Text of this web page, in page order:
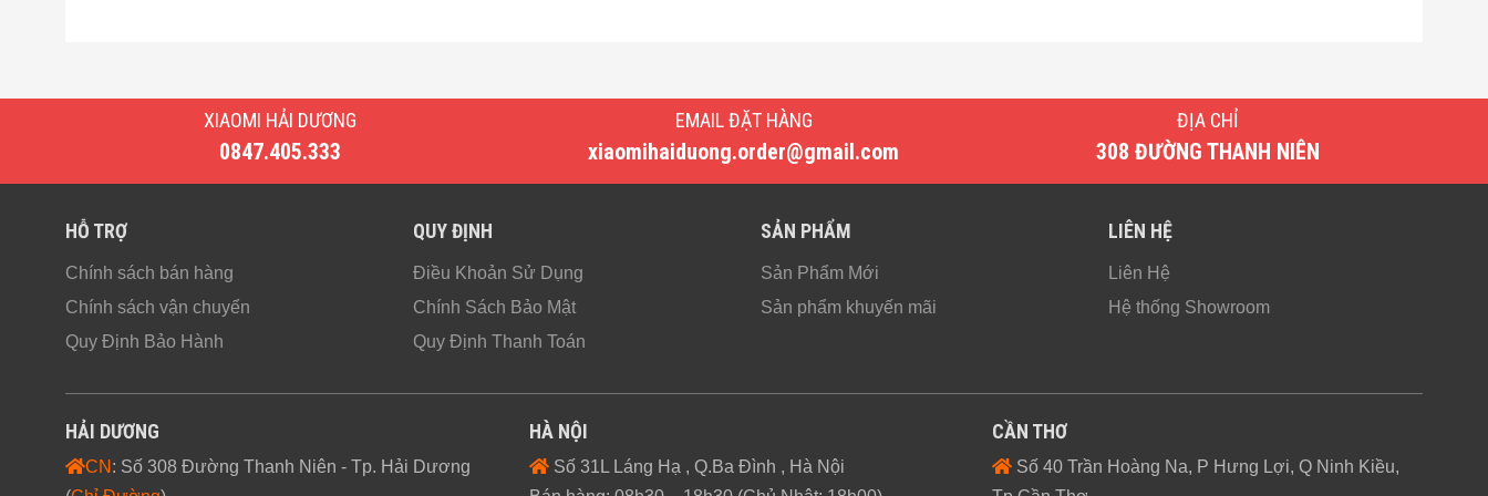
XIAOMI HẢI DƯƠNG
0847.405.333
EMAIL ĐẶT HÀNG
xiaomihaiduong.order@gmail.com
ĐỊA CHỈ
308 ĐƯỜNG THANH NIÊN
HỖ TRỢ
Chính sách bán hàng
Chính sách vận chuyển
Quy Định Bảo Hành
QUY ĐỊNH
Điều Khoản Sử Dụng
Chính Sách Bảo Mật
Quy Định Thanh Toán
SẢN PHẨM
Sản Phẩm Mới
Sản phẩm khuyến mãi
LIÊN HỆ
Liên Hệ
Hệ thống Showroom
HẢI DƯƠNG
CN : Số 308 Đường Thanh Niên - Tp. Hải Dương
HÀ NỘI
Số 31L Láng Hạ , Q.Ba Đình , Hà Nội
CẦN THƠ
Số 40 Trần Hoàng Na, P Hưng Lợi, Q Ninh Kiều,